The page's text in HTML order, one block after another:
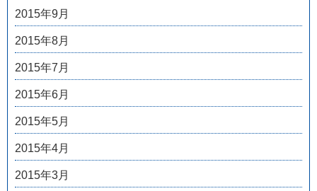
2015年9月
2015年8月
2015年7月
2015年6月
2015年5月
2015年4月
2015年3月